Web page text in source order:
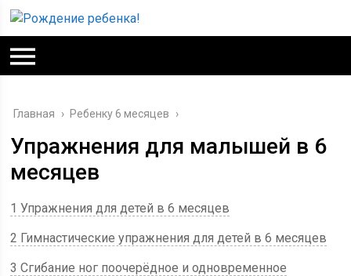
Главная › Ребенку 6 месяцев ›
Упражнения для малышей в 6
месяцев
1 Упражнения для детей в 6 месяцев
2 Гимнастические упражнения для детей в 6 месяцев
3 Сгибание ног поочерёдное и одновременное